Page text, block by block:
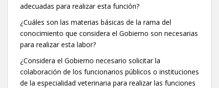
adecuadas para realizar esta función?
¿Cuáles son las materias básicas de la rama del
conocimiento que considera el Gobierno son necesarias
para realizar esta labor?
¿Considera el Gobierno necesario solicitar la
colaboración de los funcionarios públicos o instituciones
de la especialidad veterinaria para realizar las funciones